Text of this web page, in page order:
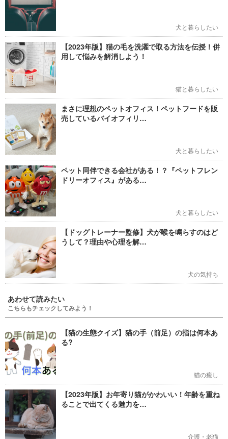
犬と暮らしたい
【2023年版】猫の毛を洗濯で取る方法を伝授！併
用して悩みを解消しよう！
猫と暮らしたい
まさに理想のペットオフィス！ペットフードを販
売しているバイオフィリ…
犬と暮らしたい
ペット同伴できる会社がある！？『ペットフレン
ドリーオフィス』がある…
犬と暮らしたい
【ドッグトレーナー監修】犬が喉を鳴らすのはど
うして？理由や心理を解…
犬の気持ち
あわせて読みたい
こちらもチェックしてみよう！
【猫の生態クイズ】猫の手（前足）の指は何本あ
る?
猫の癒し
【2023年版】お年寄り猫がかわいい！年齢を重ね
ることで出てくる魅力を…
介護・老猫